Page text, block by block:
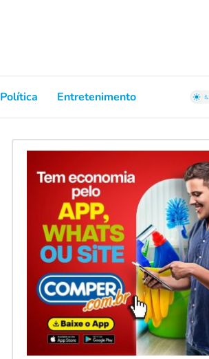
Política Entretenimento